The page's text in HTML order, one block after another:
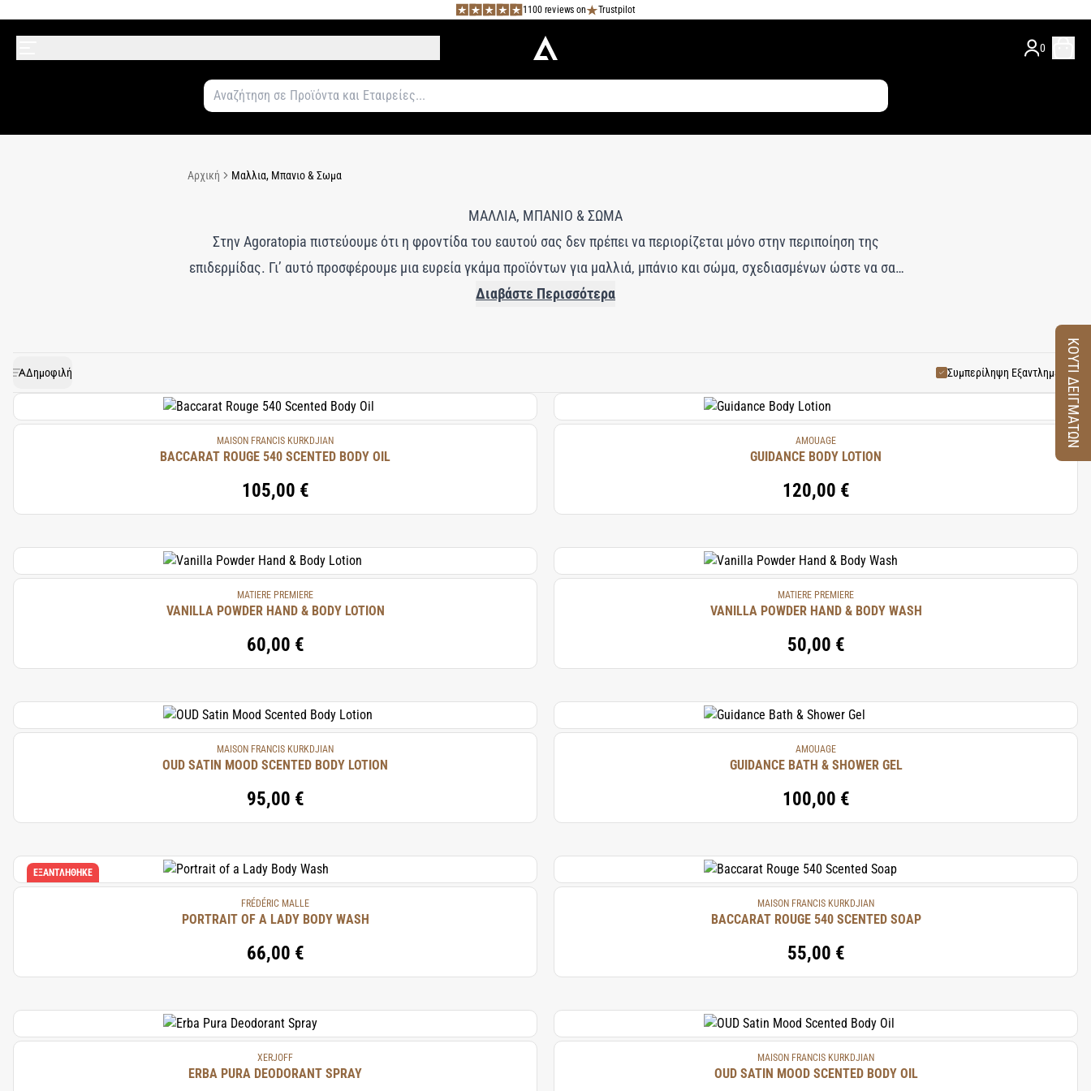
1100 reviews on Trustpilot
0
Αρχική Μαλλια, Μπανιο & Σωμα
ΜΑΛΛΙΑ, ΜΠΑΝΙΟ & ΣΩΜΑ
Στην Agoratopia πιστεύουμε ότι η φροντίδα του εαυτού σας δεν πρέπει να περιορίζεται μόνο στην περιποίηση της
επιδερμίδας. Γι’ αυτό προσφέρουμε μια ευρεία γκάμα προϊόντων για μαλλιά, μπάνιο και σώμα, σχεδιασμένων ώστε να σας
κάνουν να αισθάνεστε υπέροχα από την κορυφή έως τα νύχια. Είτε αναζητάτε ένα πολυτελές σετ σαμπουάν και
Γιατί λοιπόν να περιμένετε; Χαρίστε στον εαυτό σας την απόλυτη εμπειρία περιποίησης με τη συλλογή μαλλιών, μπάνιου
και σώματος της Agoratopia σήμερα.
Διαβάστε Περισσότερα
Δημοφιλή Συμπερίληψη Εξαντλημένων
MAISON FRANCIS KURKDJIAN
BACCARAT ROUGE 540 SCENTED BODY OIL
105,00 €
AMOUAGE
GUIDANCE BODY LOTION
120,00 €
MATIERE PREMIERE
VANILLA POWDER HAND & BODY LOTION
60,00 €
MATIERE PREMIERE
VANILLA POWDER HAND & BODY WASH
50,00 €
MAISON FRANCIS KURKDJIAN
OUD SATIN MOOD SCENTED BODY LOTION
95,00 €
AMOUAGE
GUIDANCE BATH & SHOWER GEL
100,00 €
ΕΞΑΝΤΛΉΘΗΚΕ
FRÉDÉRIC MALLE
PORTRAIT OF A LADY BODY WASH
66,00 €
MAISON FRANCIS KURKDJIAN
BACCARAT ROUGE 540 SCENTED SOAP
55,00 €
XERJOFF
ERBA PURA DEODORANT SPRAY
MAISON FRANCIS KURKDJIAN
OUD SATIN MOOD SCENTED BODY OIL
ΚΟΥΤΙ ΔΕΙΓΜΑΤΩΝ